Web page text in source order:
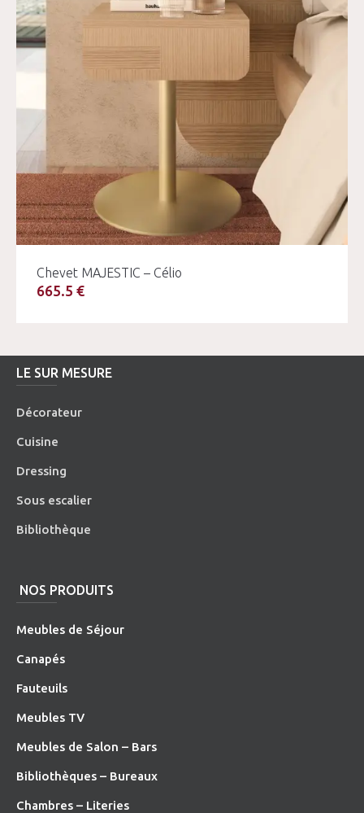
Chevet MAJESTIC – Célio
665.5 €
LE SUR MESURE
Décorateur
Cuisine
Dressing
Sous escalier
Bibliothèque
NOS PRODUITS
Meubles de Séjour
Canapés
Fauteuils
Meubles TV
Meubles de Salon – Bars
Bibliothèques – Bureaux
Chambres – Literies